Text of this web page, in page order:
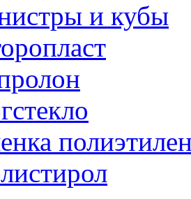
и кубы